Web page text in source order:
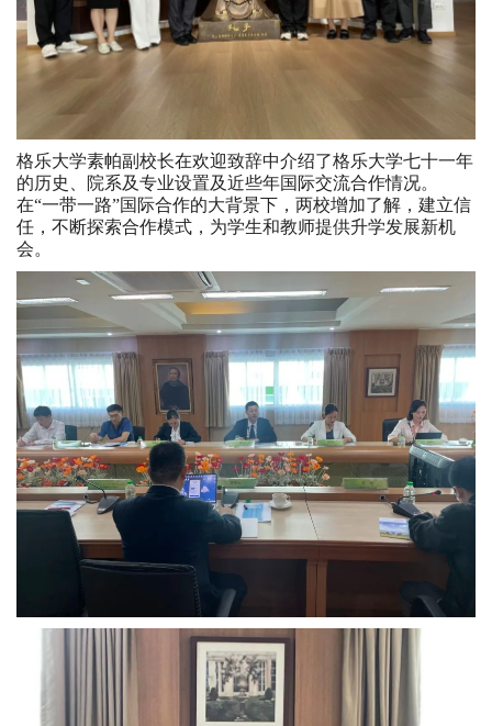
格乐大学素帕副校长在欢迎致辞中介绍了格乐大学七十一年
的历史、院系及专业设置及近些年国际交流合作情况。
在“一带一路”国际合作的大背景下，两校增加了解，建立信
任，不断探索合作模式，为学生和教师提供升学发展新机
会。